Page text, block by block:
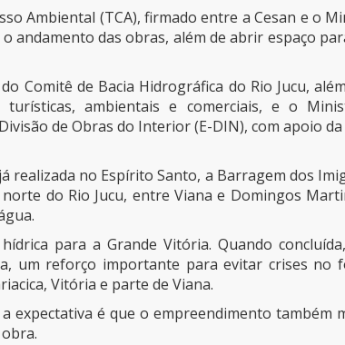
Ambiental (TCA), firmado entre a Cesan e o
andamento das obras, além de abrir espaço
Comitê de Bacia Hidrográfica do Rio Jucu,
turísticas, ambientais e comerciais, e o
de Obras do Interior (E-DIN), com apoio
realizada no Espírito Santo, a Barragem dos
do Rio Jucu, entre Viana e Domingos
para a Grande Vitória. Quando
um reforço importante para evitar crises no
Vitória e parte de Viana.
expectativa é que o empreendimento também